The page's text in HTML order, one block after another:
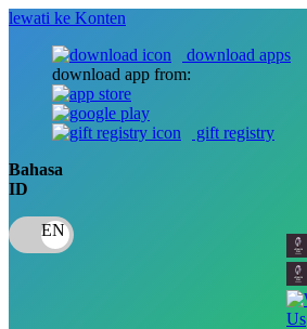
lewati ke Konten
download apps
download app from:
gift registry
Bahasa
ID
Us